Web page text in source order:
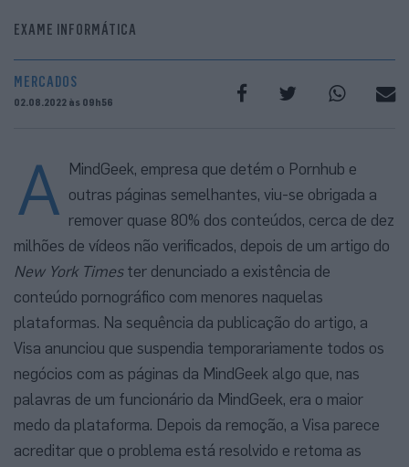
EXAME INFORMÁTICA
MERCADOS
02.08.2022 às 09h56
A MindGeek, empresa que detém o Pornhub e
outras páginas semelhantes, viu-se obrigada a
remover quase 80% dos conteúdos, cerca de dez
milhões de vídeos não verificados, depois de um artigo do
New York Timester denunciado a existência de
conteúdo pornográfico com menores naquelas
plataformas. Na sequência da publicação do artigo, a
Visa anunciou que suspendia temporariamente todos os
negócios com as páginas da MindGeek algo que, nas
palavras de um funcionário da MindGeek, era o maior
medo da plataforma. Depois da remoção, a Visa parece
acreditar que o problema está resolvido e retoma as